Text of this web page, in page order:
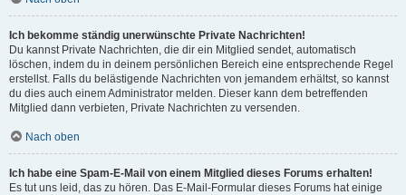
Ich bekomme ständig unerwünschte Private Nachrichten!
Du kannst Private Nachrichten, die dir ein Mitglied sendet, automatisch
löschen, indem du in deinem persönlichen Bereich eine entsprechende Regel
erstellst. Falls du belästigende Nachrichten von jemandem erhältst, so kannst
du dies auch einem Administrator melden. Dieser kann dem betreffenden
Mitglied dann verbieten, Private Nachrichten zu versenden.
Nach oben
Ich habe eine Spam-E-Mail von einem Mitglied dieses Forums erhalten!
Es tut uns leid, das zu hören. Das E-Mail-Formular dieses Forums hat einige